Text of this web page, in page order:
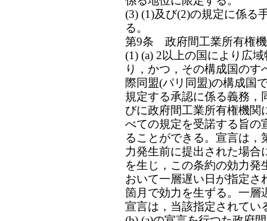
(3) (1)及び(2)の規定に係る
る。
第9条 政府間工業所有権
(1) (a) 2以上の国により広
り，かつ，その構成国の
際同盟(パリ同盟)の構成国
規定する承認に係る義務，
びに政府間工業所有権機関
べての規定を受諾する旨の
ることができる。宣言は，
力発生前に提出された場合
を生じ，この条約の効力
おいて一層遅い日が指定さ
箇月で効力を生ずる。一層
宣言は，当該指定されてい